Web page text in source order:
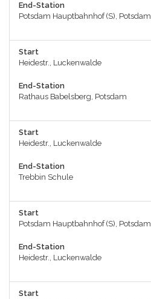
End-Station
Potsdam Hauptbahnhof (S), Potsdam
Start
Heidestr., Luckenwalde
End-Station
Rathaus Babelsberg, Potsdam
Start
Heidestr., Luckenwalde
End-Station
Trebbin Schule
Start
Potsdam Hauptbahnhof (S), Potsdam
End-Station
Heidestr., Luckenwalde
Start